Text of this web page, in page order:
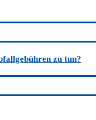
zu tun?